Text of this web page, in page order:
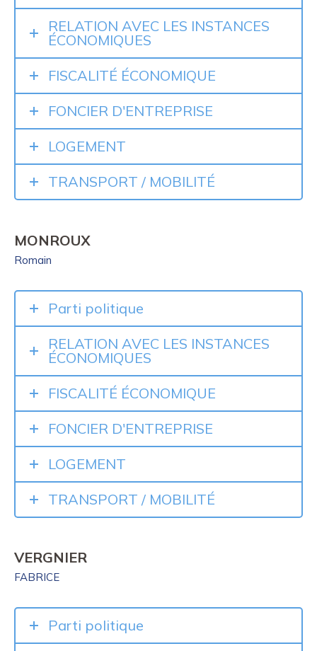
RELATION AVEC LES INSTANCES
ÉCONOMIQUES
FISCALITÉ ÉCONOMIQUE
FONCIER D'ENTREPRISE
LOGEMENT
TRANSPORT / MOBILITÉ
MONROUX
Romain
Parti politique
RELATION AVEC LES INSTANCES
ÉCONOMIQUES
FISCALITÉ ÉCONOMIQUE
FONCIER D'ENTREPRISE
LOGEMENT
TRANSPORT / MOBILITÉ
VERGNIER
FABRICE
Parti politique